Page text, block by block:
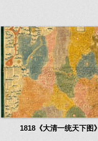
1818《大清一统天下图》